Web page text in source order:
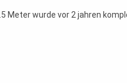
Meter wurde vor 2 jahren